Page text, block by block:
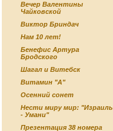
Вечер Валентины
Чайковской
Виктор Бриндач
Нам 10 лет!
Бенефис Артура
Бродского
Шагал и Витебск
Витамин "А"
Осенний сонет
Нести миру мир: "Израиль
- Умани"
Презентация 38 номера